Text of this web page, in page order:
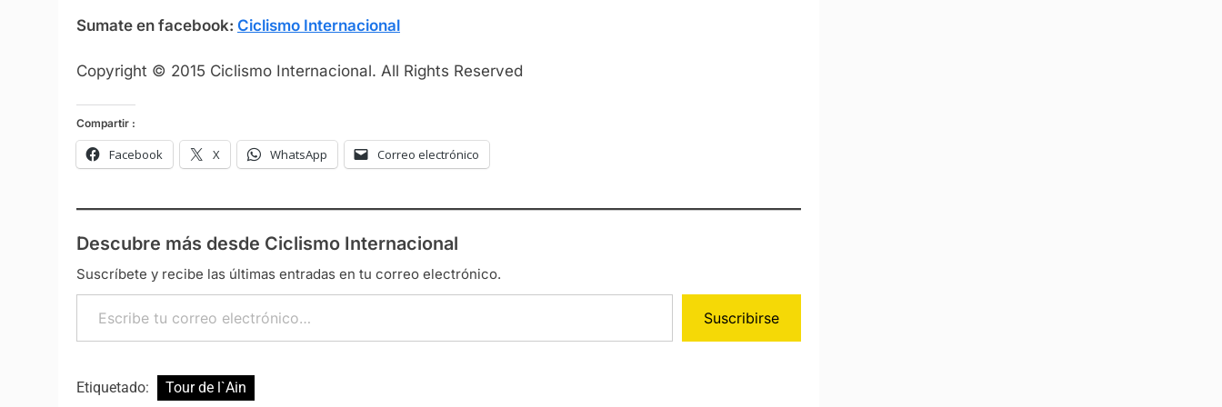
Sumate en facebook: Ciclismo Internacional
Copyright © 2015 Ciclismo Internacional. All Rights Reserved
Compartir :
Facebook X WhatsApp Correo electrónico
Descubre más desde Ciclismo Internacional
Suscríbete y recibe las últimas entradas en tu correo electrónico.
Escribe tu correo electrónico…
Suscribirse
Etiquetado: Tour de l`Ain